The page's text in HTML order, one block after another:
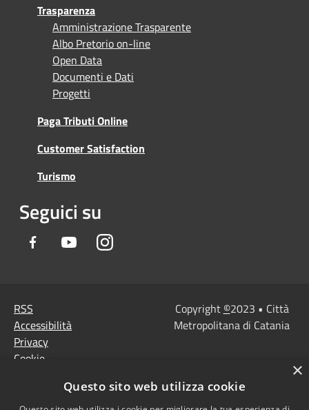
Trasparenza
Amministrazione Trasparente
Albo Pretorio on-line
Open Data
Documenti e Dati
Progetti
Paga Tributi Online
Customer Satisfaction
Turismo
Seguici su
Facebook YoutubeInstagram
RSS
Accessibilità
Privacy
Cookie
Note Legali
Copyright ©2023 • Città
Metropolitana di Catania
×
Questo sito web utilizza cookie